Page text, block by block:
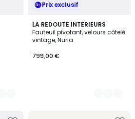
Prix exclusif
LA REDOUTE INTERIEURS
Fauteuil pivotant, velours côtelé
vintage, Nuria
799,00 €
4
Couleurs